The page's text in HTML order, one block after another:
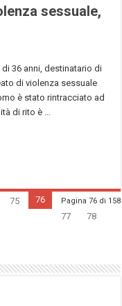
sessuale,
36 anni, destinatario di
di violenza sessuale
è stato rintracciato ad
di rito è …
Pagina 76 di 158
75
76
77
78